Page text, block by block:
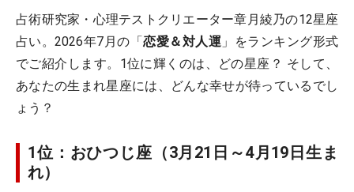
占術研究家・心理テストクリエーター章月綾乃の12星座
占い。2026年7月の「恋愛＆対人運 」をランキング形式
でご紹介します。1位に輝くのは、どの星座？ そして、
あなたの生まれ星座には、どんな幸せが待っているでし
ょう？
1位：おひつじ座（3月21日～4月19日生ま
れ）